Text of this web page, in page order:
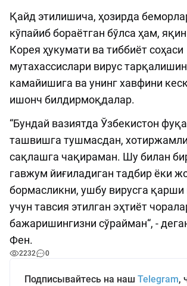
Қайд этилишича, ҳозирда
кўпайиб бораётган бўлса ҳам,
Корея ҳукумати ва тиббиёт соҳаси
мутахассислари вирус
камайишига ва унинг хавфини
ишонч билдирмоқдалар.
“Бундай вазиятда Ўзбекистон
ташвишга тушмасдан,
сақлашга чақираман. Шу билан
гавжум йиғиладиган тадбир ёки
бормасликни, ушбу вирусга
учун тавсия этилган эҳтиёт
бажаришингизни сўрайман“, -
Фен.
2232 0
Подписывайтесь на наш Telegram,